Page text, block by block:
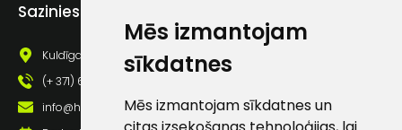
Mēs izmantojam
sīkdatnes
Mēs izmantojam sīkdatnes un
Sazinies ar mums
Kuldīgas iela 69a, Saldus, Saldus nov., LV - 3801
(+ 371) 63 881 186
info@hards.lv
Darbdienās:
8:00 – 17:00
(+371) 63 881
186